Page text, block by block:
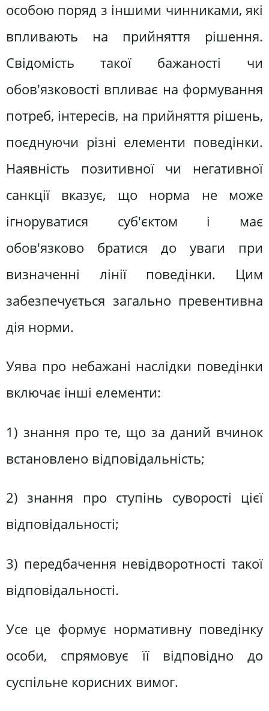
особою поряд з іншими чинниками, які
впливають на прийняття рішення.
Свідомість такої бажаності чи
обов'язковості впливає на формування
потреб, інтересів, на прийняття рішень,
поєднуючи різні елементи поведінки.
Наявність позитивної чи негативної
санкції вказує, що норма не може
ігноруватися суб'єктом і має
обов'язково братися до уваги при
визначенні лінії поведінки. Цим
забезпечується загально превентивна
дія норми.
Уява про небажані наслідки поведінки
включає інші елементи:
1) знання про те, що за даний вчинок
встановлено відповідальність;
2) знання про ступінь суворості цієї
відповідальності;
3) передбачення невідворотності такої
відповідальності.
Усе це формує нормативну поведінку
особи, спрямовує її відповідно до
суспільне корисних вимог.